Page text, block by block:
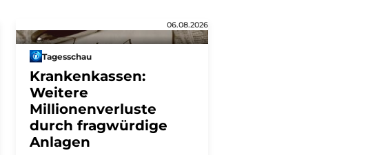
06.08.2026
Tagesschau
Krankenkassen:
Weitere
Millionenverluste
durch fragwürdige
Anlagen